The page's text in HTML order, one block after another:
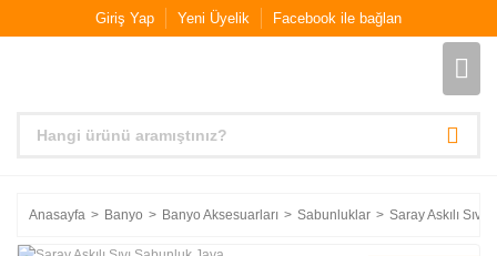
Giriş Yap Yeni Üyelik Facebook ile bağlan
Anasayfa Banyo Banyo Aksesuarları Sabunluklar Saray Askılı